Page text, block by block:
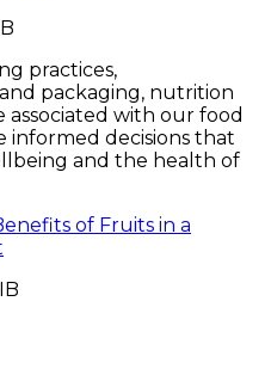
of Fruits in a